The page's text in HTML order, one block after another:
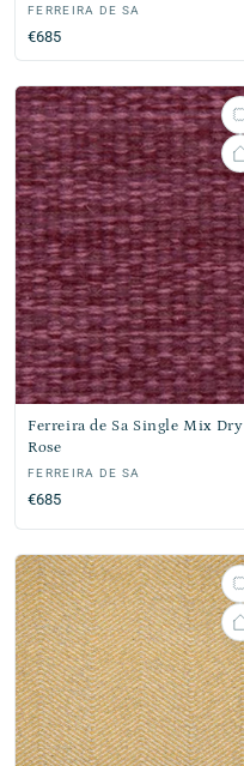
Verkoper:
FERREIRA DE SA
Normale
prijs
€685
Ferreira de Sa Single Mix Dry
Rose
Verkoper:
FERREIRA DE SA
Normale
€685